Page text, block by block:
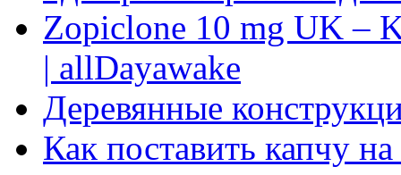
Zopiclone 10 mg UK –
| allDayawake
Деревянные
Как поставить капчу